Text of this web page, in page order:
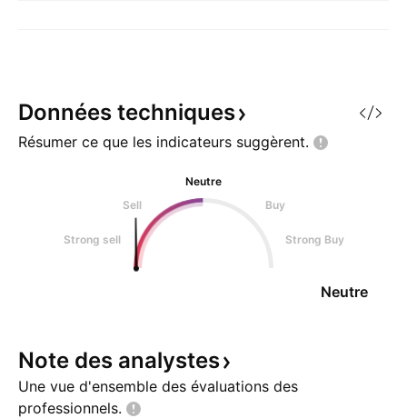
Données techniques
Résumer ce que les indicateurs suggèrent.
Neutre
Sell
Buy
Strong sell Strong Buy
Neutre
Note des analystes
Une vue d'ensemble des évaluations des
professionnels.